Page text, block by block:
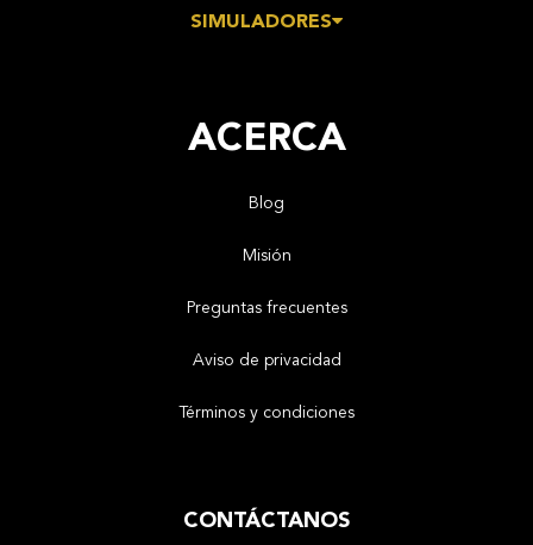
SIMULADORES
ACERCA
Blog
Misión
Preguntas frecuentes
Aviso de privacidad
Términos y condiciones
CONTÁCTANOS